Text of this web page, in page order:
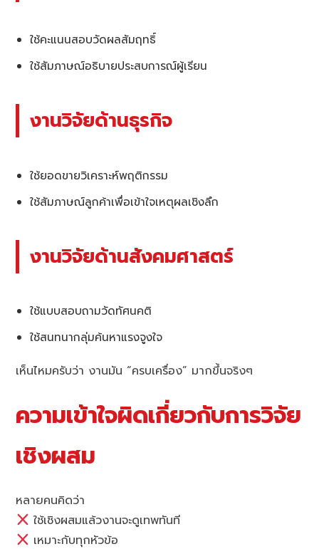
ใช้คะแนนสอบวัดผลสัมฤทธิ์
ใช้สัมภาษณ์อธิบายประสบการณ์ผู้เรียน
งานวิจัยด้านธุรกิจ
ใช้ยอดขายวิเคราะห์พฤติกรรม
ใช้สัมภาษณ์ลูกค้าเพื่อเข้าใจเหตุผลเชิงลึก
งานวิจัยด้านสังคมศาสตร์
ใช้แบบสอบถามวัดทัศนคติ
ใช้สนทนากลุ่มค้นหาแรงจูงใจ
เห็นไหมครับว่า งานมัน “ครบเครื่อง” มากขึ้นจริงๆ
ความเข้าใจผิดเกี่ยวกับการวิจัย
เชิงผสม
หลายคนคิดว่า
ใช้เชิงผสมแล้วงานจะดูเทพทันที
เหมาะกับทุกหัวข้อ